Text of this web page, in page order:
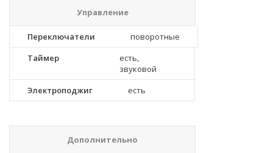
Управление
Переключатели
поворотные
Таймер
есть,
звуковой
Электроподжиг
есть
Дополнительно